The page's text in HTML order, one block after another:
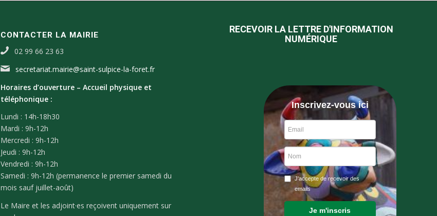
CONTACTER LA MAIRIE
02 99 66 23 63
secretariat.mairie@saint-sulpice-la-foret.fr
Horaires d’ouverture – Accueil physique et
téléphonique :
Lundi : 14h-18h30
Mardi : 9h-12h
Mercredi : 9h-12h
Jeudi : 9h-12h
Vendredi : 9h-12h
Samedi : 9h-12h (permanence le premier samedi du
mois sauf juillet-août)
Le Maire et les adjoint·es reçoivent uniquement sur
RECEVOIR LA LETTRE D'INFORMATION
NUMÉRIQUE
Inscrivez-vous ici
J'accepte de recevoir des
emails
Je m'inscris